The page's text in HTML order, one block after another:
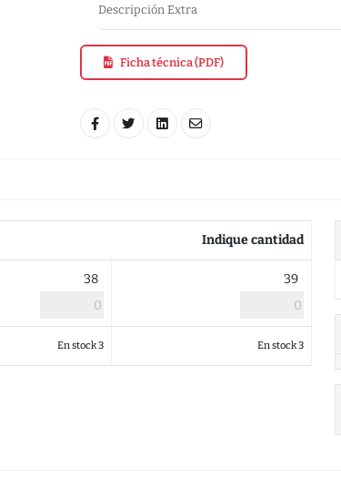
Descripción Extra
Ficha técnica (PDF)
Indique cantidad
38 39
En stock 3 En stock 3